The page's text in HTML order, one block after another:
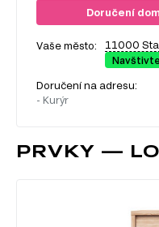
Doručení
Vaše město:
11000
Doručení na adresu:
- Kurýr
PRVKY —